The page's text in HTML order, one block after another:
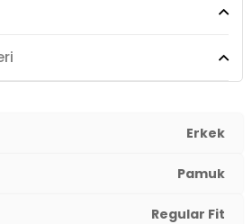
Erkek
Pamuk
Regular Fit